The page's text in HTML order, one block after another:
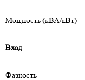
Мощность (кВА/кВт)
Вход
Фазность